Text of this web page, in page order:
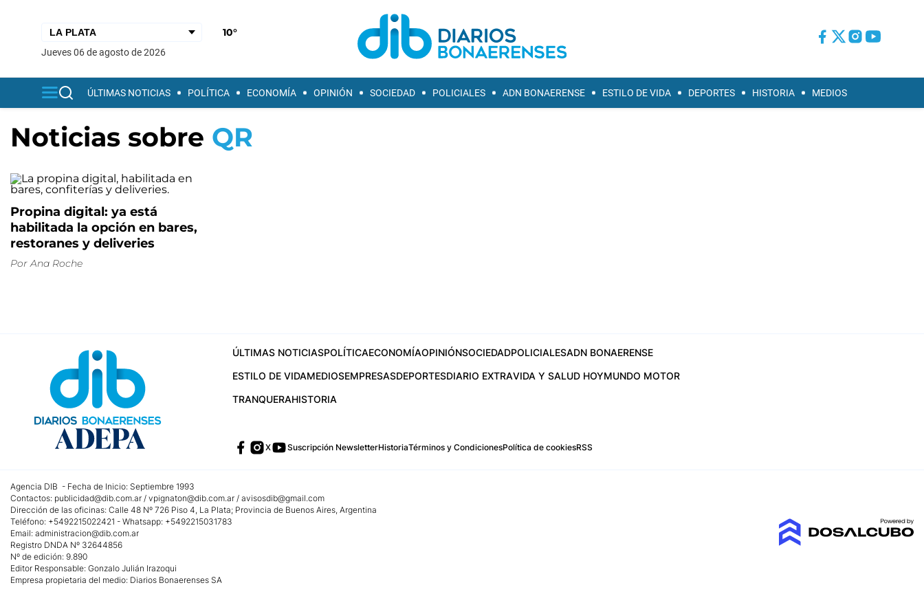
10°
jueves 06 de agosto de 2026
ÚLTIMAS NOTICIAS POLÍTICA ECONOMÍA OPINIÓN SOCIEDAD POLICIALES ADN BONAERENSE ESTILO DE VIDA DEPORTES HISTORIA MEDIOS
Noticias sobre QR
Propina digital: ya está
habilitada la opción en bares,
restoranes y deliveries
Por Ana Roche
ÚLTIMAS NOTICIASPOLÍTICAECONOMÍAOPINIÓNSOCIEDADPOLICIALESADN BONAERENSE
ESTILO DE VIDAMEDIOSEMPRESASDEPORTESDIARIO EXTRAVIDA Y SALUD HOYMUNDO MOTOR
TRANQUERAHISTORIA
X Suscripción NewsletterHistoriaTérminos y CondicionesPolítica de cookiesRSS
Agencia DIB - Fecha de Inicio: Septiembre 1993
Contactos: publicidad@dib.com.ar / vpignaton@dib.com.ar / avisosdib@gmail.com
Dirección de las oficinas: Calle 48 Nº 726 Piso 4, La Plata; Provincia de Buenos Aires, Argentina
Teléfono: +5492215022421 - Whatsapp: +5492215031783
Email: administracion@dib.com.ar
Registro DNDA Nº 32644856
Nº de edición: 9.890
Editor Responsable: Gonzalo Julián Irazoqui
Empresa propietaria del medio: Diarios Bonaerenses SA